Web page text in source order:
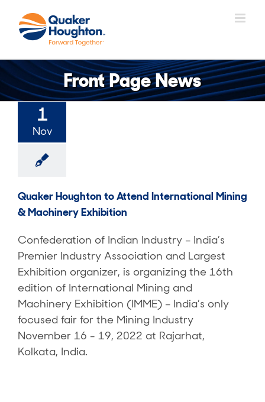
contenuto
Front Page News
1
Nov
Quaker Houghton to Attend International Mining
& Machinery Exhibition
Confederation of Indian Industry – India’s
Premier Industry Association and Largest
Exhibition organizer, is organizing the 16th
edition of International Mining and
Machinery Exhibition (IMME) – India’s only
focused fair for the Mining Industry
November 16 - 19, 2022 at Rajarhat,
Kolkata, India.